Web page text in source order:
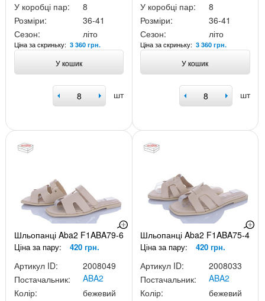
У коробці пар:
8
Розміри:
36-41
Сезон:
літо
Ціна за скриньку: 3 360 грн.
У кошик
шт
У коробці пар:
8
Розміри:
36-41
Сезон:
літо
Ціна за скриньку:3 360 грн.
У кошик
шт
Шльопанці Aba2 F1ABA79-6
Ціна за пару: 420 грн.
Артикул ID:
2008049
Постачальник:
ABA2
Колір:
бежевий
Шльопанці Aba2 F1ABA75-4
Ціна за пару: 420 грн.
Артикул ID:
2008033
Постачальник:
ABA2
Колір:
бежевий